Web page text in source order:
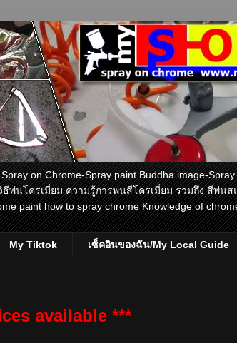
on Chrome-Spray paint Buddha image-Spray
พ่นโครเมี่ยม ความรู้การพ่นสีโครเมี่ยม รวมถึง สีพ่น
paint how to spray chrome Knowledge of
My Tiktok เซ็คอินของฉัน/My Local Guide
available ***